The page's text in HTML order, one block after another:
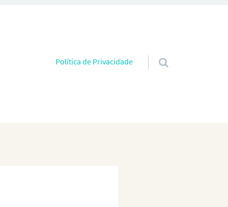
Pular para o conteúdo
Política de Privacidade